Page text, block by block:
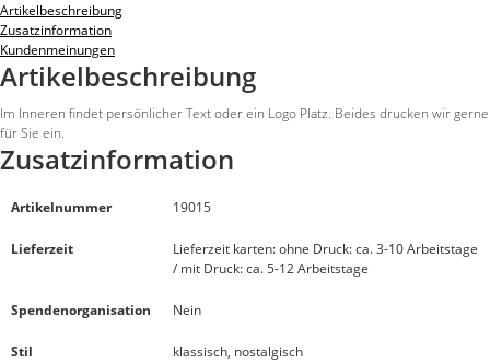
Artikelbeschreibung
Zusatzinformation
Kundenmeinungen
Artikelbeschreibung
Im Inneren findet persönlicher Text oder ein Logo Platz. Beides drucken wir gerne
für Sie ein.
Zusatzinformation
Artikelnummer 19015
Lieferzeit
Lieferzeit karten: ohne Druck: ca. 3-10 Arbeitstage
/ mit Druck: ca. 5-12 Arbeitstage
Spendenorganisation Nein
Stil klassisch, nostalgisch